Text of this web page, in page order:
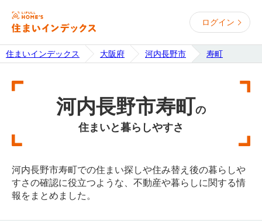
ログイン
住まいインデックス 大阪府 河内長野市 寿町
河内長野市寿町の
住まいと暮らしやすさ
河内長野市寿町での住まい探しや住み替え後の暮らしや
すさの確認に役立つような、不動産や暮らしに関する情
報をまとめました。